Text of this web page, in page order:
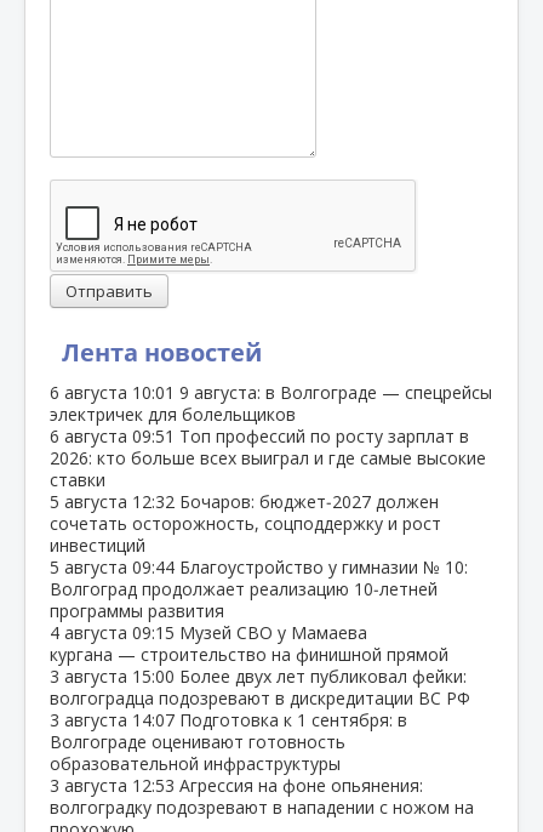
Лента новостей
6 августа 10:01 9 августа: в Волгограде — спецрейсы
электричек для болельщиков
6 августа 09:51 Топ профессий по росту зарплат в
2026: кто больше всех выиграл и где самые высокие
ставки
5 августа 12:32 Бочаров: бюджет‑2027 должен
сочетать осторожность, соцподдержку и рост
инвестиций
5 августа 09:44 Благоустройство у гимназии № 10:
Волгоград продолжает реализацию 10‑летней
программы развития
4 августа 09:15 Музей СВО у Мамаева
кургана — строительство на финишной прямой
3 августа 15:00 Более двух лет публиковал фейки:
волгоградца подозревают в дискредитации ВС РФ
3 августа 14:07 Подготовка к 1 сентября: в
Волгограде оценивают готовность
образовательной инфраструктуры
3 августа 12:53 Агрессия на фоне опьянения:
волгоградку подозревают в нападении с ножом на
Отправить